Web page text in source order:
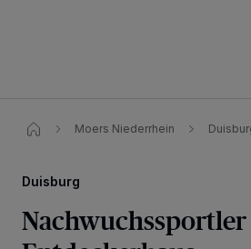
Moers Niederrhein
Duisburg